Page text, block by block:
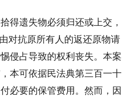
得遗失物必须归还或上交，
对抗原所有人的返还原物请
侵占导致的权利丧失。本案
本可依据民法典第三百一十
必要的保管费用。然而，因